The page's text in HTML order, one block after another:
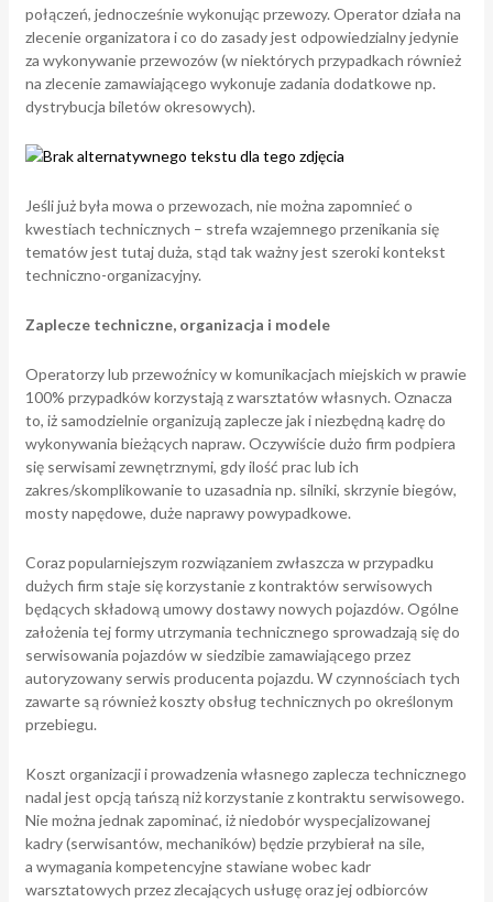
połączeń, jednocześnie wykonując przewozy. Operator działa na
zlecenie organizatora i co do zasady jest odpowiedzialny jedynie
za wykonywanie przewozów (w niektórych przypadkach również
na zlecenie zamawiającego wykonuje zadania dodatkowe np.
dystrybucja biletów okresowych).
Jeśli już była mowa o przewozach, nie można zapomnieć o
kwestiach technicznych – strefa wzajemnego przenikania się
tematów jest tutaj duża, stąd tak ważny jest szeroki kontekst
techniczno-organizacyjny.
Zaplecze techniczne, organizacja i modele
Operatorzy lub przewoźnicy w komunikacjach miejskich w prawie
100% przypadków korzystają z warsztatów własnych. Oznacza
to, iż samodzielnie organizują zaplecze jak i niezbędną kadrę do
wykonywania bieżących napraw. Oczywiście dużo firm podpiera
się serwisami zewnętrznymi, gdy ilość prac lub ich
zakres/skomplikowanie to uzasadnia np. silniki, skrzynie biegów,
mosty napędowe, duże naprawy powypadkowe.
Coraz popularniejszym rozwiązaniem zwłaszcza w przypadku
dużych firm staje się korzystanie z kontraktów serwisowych
będących składową umowy dostawy nowych pojazdów. Ogólne
założenia tej formy utrzymania technicznego sprowadzają się do
serwisowania pojazdów w siedzibie zamawiającego przez
autoryzowany serwis producenta pojazdu. W czynnościach tych
zawarte są również koszty obsług technicznych po określonym
przebiegu.
Koszt organizacji i prowadzenia własnego zaplecza technicznego
nadal jest opcją tańszą niż korzystanie z kontraktu serwisowego.
Nie można jednak zapominać, iż niedobór wyspecjalizowanej
kadry (serwisantów, mechaników) będzie przybierał na sile,
a wymagania kompetencyjne stawiane wobec kadr
warsztatowych przez zlecających usługę oraz jej odbiorców